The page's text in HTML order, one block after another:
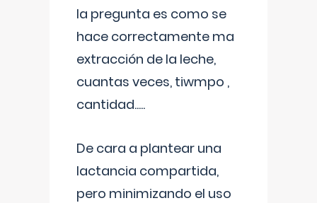
la pregunta es como se
hace correctamente ma
extracción de la leche,
cuantas veces, tiwmpo ,
cantidad.....
De cara a plantear una
lactancia compartida,
pero minimizando el uso